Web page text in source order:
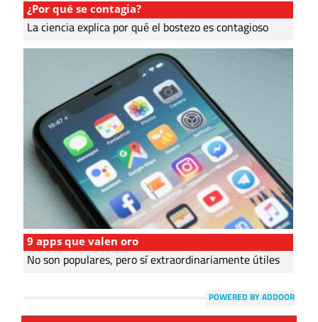
¿Por qué se contagia?
La ciencia explica por qué el bostezo es contagioso
9 apps que valen oro
No son populares, pero sí extraordinariamente útiles
POWERED BY ADDOOR